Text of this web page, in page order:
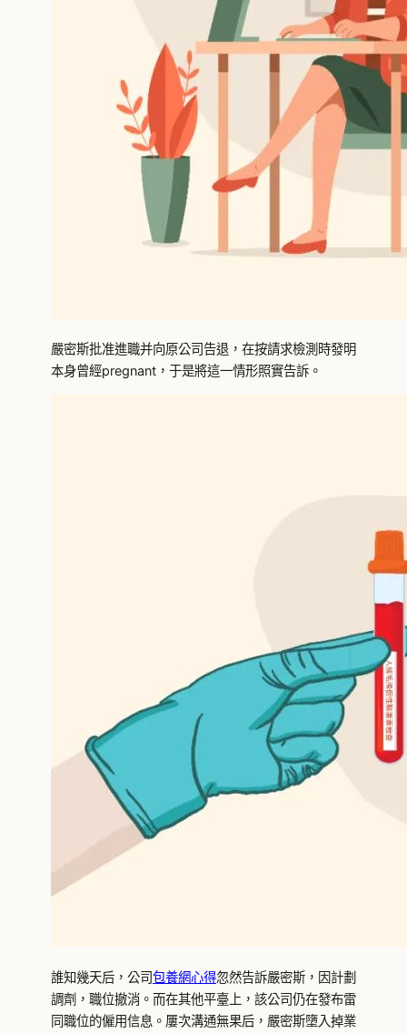
嚴密斯批准進職并向原公司告退，在按請求檢測時發明
本身曾經pregnant，于是將這一情形照實告訴。
誰知幾天后，公司包養網心得忽然告訴嚴密斯，因計劃
調劑，職位撤消。而在其他平臺上，該公司仍在發布雷
同職位的僱用信息。屢次溝通無果后，嚴密斯墮入掉業